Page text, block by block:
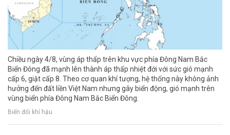
Chiều ngày 4/8, vùng áp thấp trên khu vực phía Đông Nam Bắc
Biển Đông đã mạnh lên thành áp thấp nhiệt đới với sức gió mạnh
cấp 6, giật cấp 8. Theo cơ quan khí tượng, hệ thống này không ảnh
hưởng đến đất liền Việt Nam nhưng gây biển động, gió mạnh trên
vùng biển phía Đông Nam Bắc Biển Đông.
Biến đổi khí hậu